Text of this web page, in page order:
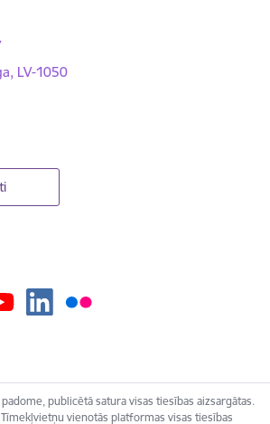
LV-1050
publicētā satura visas tiesības aizsargātas.
vienotās platformas visas tiesības